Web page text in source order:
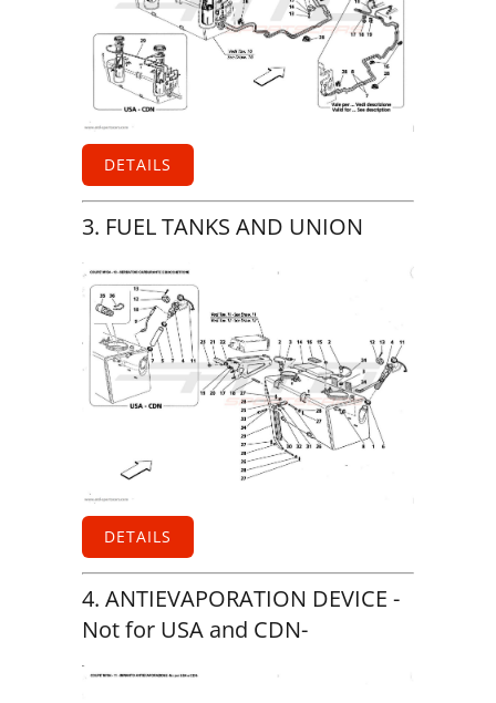
DETAILS
3. FUEL TANKS AND UNION
DETAILS
4. ANTIEVAPORATION DEVICE -
Not for USA and CDN-